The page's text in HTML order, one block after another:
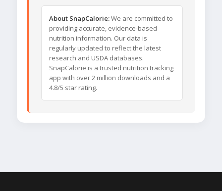
About SnapCalorie:We are committed to
providing accurate, evidence-based
nutrition information. Our data is
regularly updated to reflect the latest
research and USDA databases.
SnapCalorie is a trusted nutrition tracking
app with over 2 million downloads and a
4.8/5 star rating.